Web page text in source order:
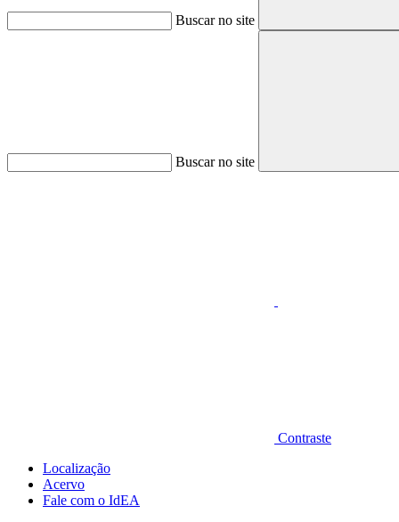
Buscar no site
Buscar no site
Contraste
Localização
Acervo
Fale com o IdEA